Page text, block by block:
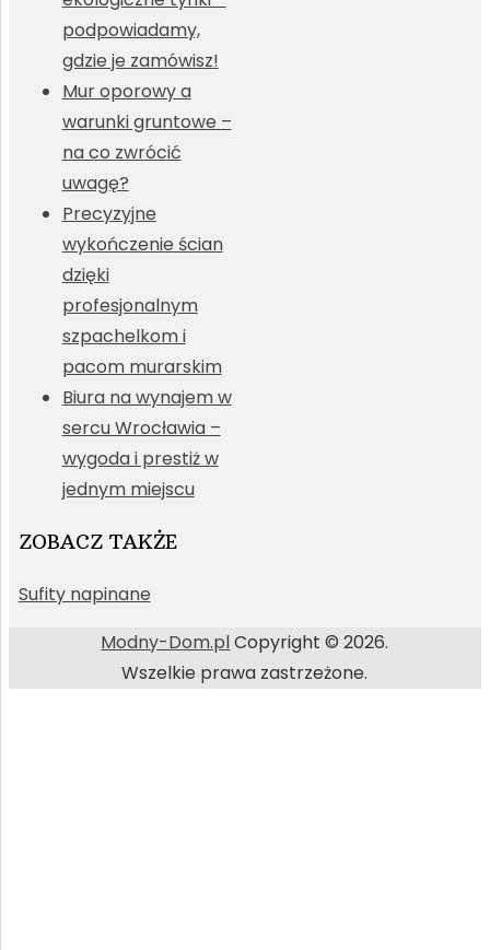
podpowiadamy,
gdzie je zamówisz!
Mur oporowy a
warunki gruntowe –
na co zwrócić
uwagę?
Precyzyjne
wykończenie ścian
dzięki
profesjonalnym
szpachelkom i
pacom murarskim
Biura na wynajem w
sercu Wrocławia –
wygoda i prestiż w
jednym miejscu
ZOBACZ TAKŻE
Sufity napinane
Modny-Dom.plCopyright © 2026.
Wszelkie prawa zastrzeżone.